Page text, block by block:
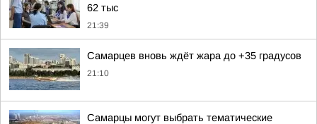
62 тыс
21:39
Самарцев вновь ждёт жара до +35 градусов
21:10
Самарцы могут выбрать тематические